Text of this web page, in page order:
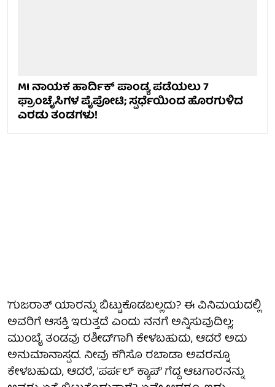
MI ನಾಯಕ ಹಾರ್ದಿಕ್ ಪಾಂಡ್ಯ ಪಡೆಯಲು 7
ಫ್ರಾಂಚೈಸಿಗಳ ಪೈಪೋಟಿ; ಸ್ಪರ್ಧೆಯಿಂದ ಹೊರಗುಳಿದ
ಎರಡು ತಂಡಗಳು!
'ಗುಜರಾತ್ ಯಾರನ್ನು ಬಿಟ್ಟುಕೊಡಬಲ್ಲದು? ಈ ವಿನಿಮಯದಲ್ಲಿ
ಅವರಿಗೆ ಆಸಕ್ತಿ ಇರುತ್ತದೆ ಎಂದು ನನಗೆ ಅನ್ನಿಸುವುದಿಲ್ಲ;
ಮುಂಬೈ ತಂಡವು ರಶೀದ್‌ಗಾಗಿ ಕೇಳಬಹುದು, ಆದರೆ ಅದು
ಅನುಮಾನಾಸ್ಪದ. ನೀವು ಕಗಿಸೊ ರಬಾಡಾ ಅವರನ್ನೂ
ಕೇಳಬಹುದು, ಆದರೆ, 'ಪರ್ಪಲ್ ಕ್ಯಾಪ್' ಗೆದ್ದ ಆಟಗಾರನನ್ನು